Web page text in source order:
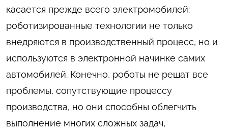
касается прежде всего электромобилей:
роботизированные технологии не только
внедряются в производственный процесс, но и
используются в электронной начинке самих
автомобилей. Конечно, роботы не решат все
проблемы, сопутствующие процессу
производства, но они способны облегчить
выполнение многих сложных задач,